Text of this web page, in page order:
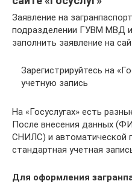
Заявление на
подразделении ГУВМ МВД
заполнить заявление на
Зарегистрируйтесь на
учетную запись
На «Госуслугах» есть
После внесения данных
СНИЛС) и автоматической
стандартная учетная
Для оформления